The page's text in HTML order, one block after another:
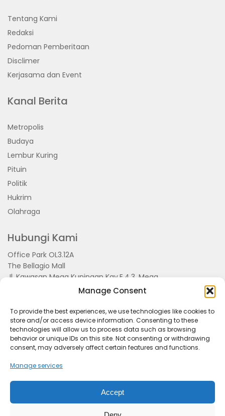
Manage Consent
To provide the best experiences, we use technologies like cookies to
store and/or access device information. Consenting to these
technologies will allow us to process data such as browsing
behavior or unique IDs on this site. Not consenting or withdrawing
consent, may adversely affect certain features and functions.
Manage services
Accept
Tentang Kami
Redaksi
Pedoman Pemberitaan
Disclimer
Kerjasama dan Event
Kanal Berita
Metropolis
Budaya
Lembur Kuring
Pituin
Politik
Hukrim
Olahraga
Hubungi Kami
Office Park OL3.12A
The Bellagio Mall
Jl. Kawasan Mega Kuningan Kav.E.4.3, Mega
Kuningan, Kel. Kuningan Timur,
Kec.Setiabudi, Jakarta Selatan 15810
Kerjasama dan Event